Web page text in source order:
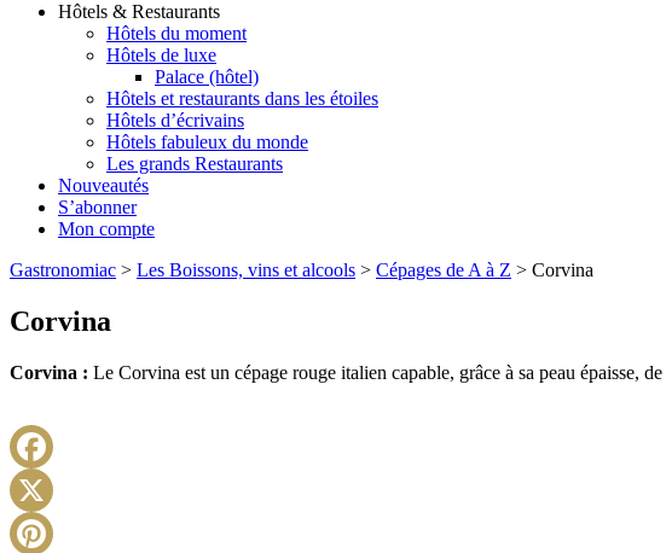
Hôtels & Restaurants
Hôtels du moment
Hôtels de luxe
Palace (hôtel)
Hôtels et restaurants dans les étoiles
Hôtels d’écrivains
Hôtels fabuleux du monde
Les grands Restaurants
Nouveautés
S’abonner
Mon compte
Gastronomiac > Les Boissons, vins et alcools > Cépages de A à Z > Corvina
Corvina
Corvina : Le Corvina est un cépage rouge italien capable, grâce à sa peau épaisse, de